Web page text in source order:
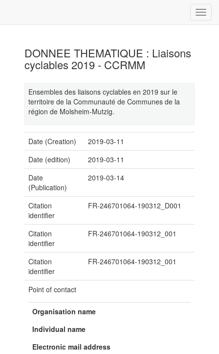
DONNEE THEMATIQUE : Liaisons
cyclables 2019 - CCRMM
Ensembles des liaisons cyclables en 2019 sur le
territoire de la Communauté de Communes de la
région de Molsheim-Mutzig.
Date (Creation)
2019-03-11
Date (edition)
2019-03-11
Date
(Publication)
2019-03-14
Citation
identifier
FR-246701064-190312_D001
Citation
identifier
FR-246701064-190312_001
Citation
identifier
FR-246701064-190312_001
Point of contact
Organisation name
Individual name
Electronic mail address